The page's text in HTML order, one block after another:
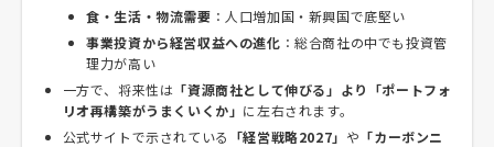
食・生活・物流需要 ：人口増加国・新興国で底堅い
事業投資から経営収益への進化 ：総合商社の中でも投資管
理力が高い
一方で、将来性は 「資源商社として伸びる」より「ポートフォ
リオ再構築がうまくいくか」 に左右されます。
公式サイトで示されている 「経営戦略2027」 や 「カーボンニ